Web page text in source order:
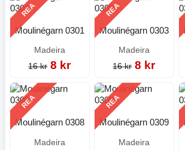
REA
Moulinégarn 0301
Madeira
16 kr 8 kr
REA
Moulinégarn 0303
Madeira
16 kr 8 kr
REA
Moulinégarn 0308
Madeira
REA
Moulinégarn 0309
Madeira